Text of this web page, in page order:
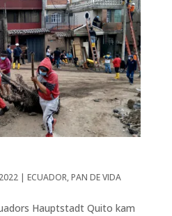
| ECUADOR,PAN DE VIDA
Hauptstadt Quito kam